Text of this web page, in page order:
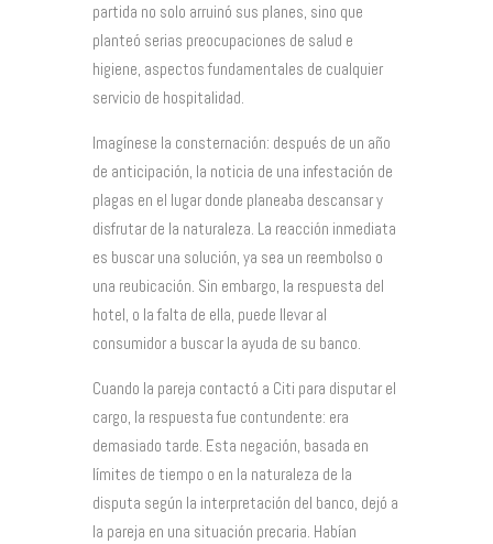
partida no solo arruinó sus planes, sino que
planteó serias preocupaciones de salud e
higiene, aspectos fundamentales de cualquier
servicio de hospitalidad.
Imagínese la consternación: después de un año
de anticipación, la noticia de una infestación de
plagas en el lugar donde planeaba descansar y
disfrutar de la naturaleza. La reacción inmediata
es buscar una solución, ya sea un reembolso o
una reubicación. Sin embargo, la respuesta del
hotel, o la falta de ella, puede llevar al
consumidor a buscar la ayuda de su banco.
Cuando la pareja contactó a Citi para disputar el
cargo, la respuesta fue contundente: era
demasiado tarde. Esta negación, basada en
límites de tiempo o en la naturaleza de la
disputa según la interpretación del banco, dejó a
la pareja en una situación precaria. Habían